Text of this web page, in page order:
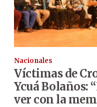
Nacionales
Víctimas de
Ycuá Bolaños:
ver con la